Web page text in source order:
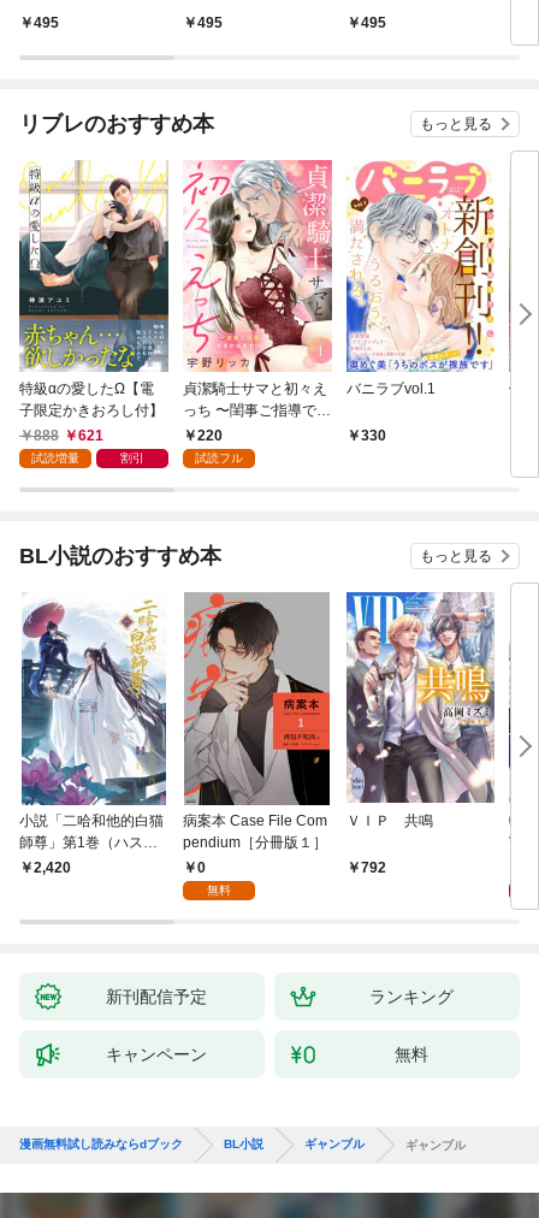
495 495 495
リブレのおすすめ本 もっと見る
特級αの愛したΩ【電
子限定かきおろし付】
888
621
試読増量 割引
貞潔騎士サマと初々え
っち 〜閨事ご指導でき
かねます！〜（1）
220
試読フル
バニラブvol.1
330
偽
BL小説のおすすめ本 もっと見る
小説「二哈和他的白猫
師尊」第1巻（ハスキ
ーとかれのしろねこし
2,420
病案本 Case File Com
pendium［分冊版１］
0
無料
ＶＩＰ 共鳴
792
転
寵
新刊配信予定 ランキング
キャンペーン 無料
漫画無料試し読みならdブック BL小説 ギャンブル ギャンブル